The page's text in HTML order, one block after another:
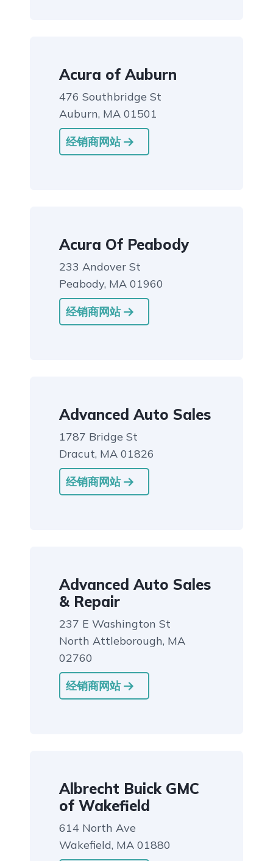
Acura of Auburn
476 Southbridge St
Auburn, MA 01501
经销商网站
Acura Of Peabody
233 Andover St
Peabody, MA 01960
经销商网站
Advanced Auto Sales
1787 Bridge St
Dracut, MA 01826
经销商网站
Advanced Auto Sales
& Repair
237 E Washington St
North Attleborough, MA
02760
经销商网站
Albrecht Buick GMC
of Wakefield
614 North Ave
Wakefield, MA 01880